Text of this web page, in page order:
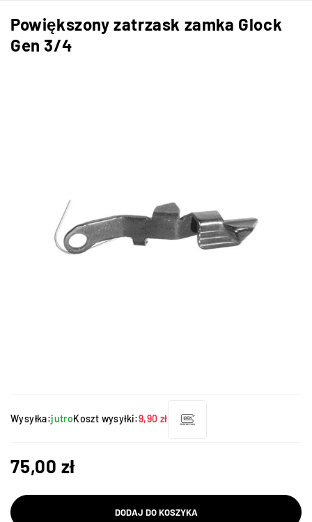
Powiększony zatrzask zamka Glock
Gen 3/4
Wysyłka:jutroKoszt wysyłki:9,90 zł
75,00 zł
DODAJ DO KOSZYKA